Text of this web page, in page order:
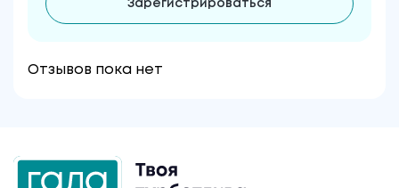
Зарегистрироваться
Отзывов пока нет